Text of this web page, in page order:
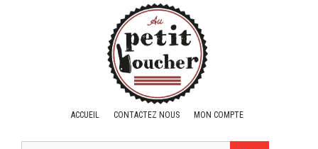
ACCUEIL CONTACTEZ NOUS MON COMPTE